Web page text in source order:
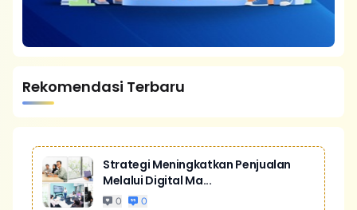
Rekomendasi Terbaru
Strategi Meningkatkan Penjualan
Melalui Digital Ma...
0 0